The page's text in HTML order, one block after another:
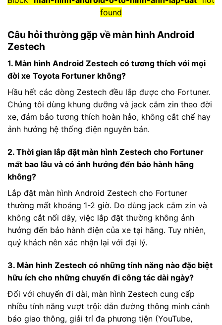
found
Câu hỏi thường gặp về màn hình Android
Zestech
1. Màn hình Android Zestech có tương thích với mọi
đời xe Toyota Fortuner không?
Hầu hết các dòng Zestech đều lắp được cho Fortuner.
Chúng tôi dùng khung dưỡng và jack cắm zin theo đời
xe, đảm bảo tương thích hoàn hảo, không cắt chế hay
ảnh hưởng hệ thống điện nguyên bản.
2. Thời gian lắp đặt màn hình Zestech cho Fortuner
mất bao lâu và có ảnh hưởng đến bảo hành hãng
không?
Lắp đặt màn hình Android Zestech cho Fortuner
thường mất khoảng 1-2 giờ. Do dùng jack cắm zin và
không cắt nối dây, việc lắp đặt thường không ảnh
hưởng đến bảo hành điện của xe tại hãng. Tuy nhiên,
quý khách nên xác nhận lại với đại lý.
3. Màn hình Zestech có những tính năng nào đặc biệt
hữu ích cho những chuyến đi công tác dài ngày?
Đối với chuyến đi dài, màn hình Zestech cung cấp
nhiều tính năng vượt trội: dẫn đường thông minh cảnh
báo giao thông, giải trí đa phương tiện (YouTube,